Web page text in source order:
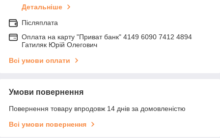
Детальніше
Післяплата
Оплата на карту "Приват банк" 4149 6090 7412 4894
Гатиляк Юрій Олегович
Всі умови оплати
Умови повернення
Повернення товару впродовж 14 днів за домовленістю
Всі умови повернення